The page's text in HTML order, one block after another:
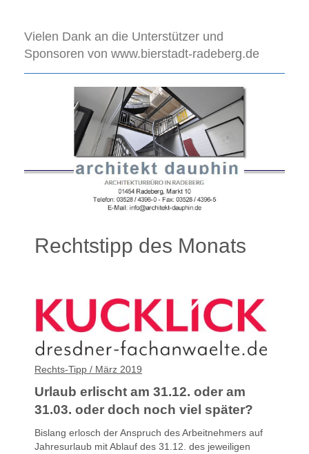
Vielen Dank an die Unterstützer und
Sponsoren von www.bierstadt-radeberg.de
Rechtstipp des Monats
Rechts-Tipp / März 2019
Urlaub erlischt am 31.12. oder am
31.03. oder doch noch viel später?
Bislang erlosch der Anspruch des Arbeitnehmers auf
Jahresurlaub mit Ablauf des 31.12. des jeweiligen